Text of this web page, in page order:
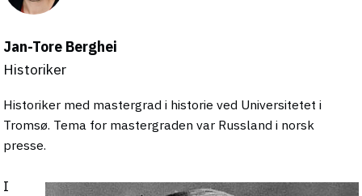
Jan-Tore Berghei
Historiker
Historiker med mastergrad i historie ved Universitetet i
Tromsø. Tema for mastergraden var Russland i norsk
presse.
I